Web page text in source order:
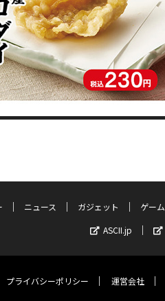
ニュース ガジェット ゲーム
ASCII.jp
プライバシーポリシー 運営会社